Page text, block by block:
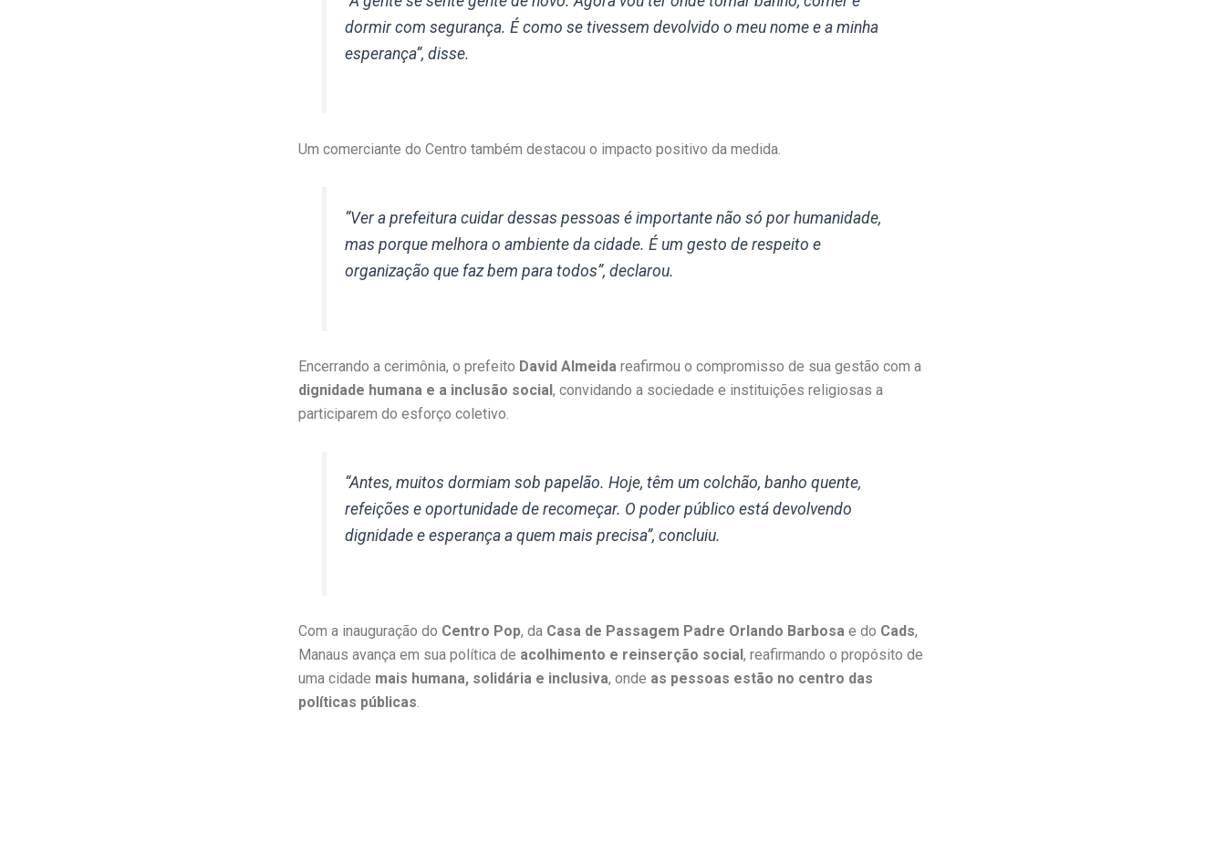
dormir com segurança. É como se tivessem devolvido o meu nome e a minha
esperança”, disse.
Um comerciante do Centro também destacou o impacto positivo da medida.
“Ver a prefeitura cuidar dessas pessoas é importante não só por humanidade,
mas porque melhora o ambiente da cidade. É um gesto de respeito e
organização que faz bem para todos”, declarou.
Encerrando a cerimônia, o prefeito David Almeida reafirmou o compromisso de sua gestão com a
dignidade humana e a inclusão social, convidando a sociedade e instituições religiosas a
participarem do esforço coletivo.
“Antes, muitos dormiam sob papelão. Hoje, têm um colchão, banho quente,
refeições e oportunidade de recomeçar. O poder público está devolvendo
dignidade e esperança a quem mais precisa”, concluiu.
Com a inauguração do Centro Pop, da Casa de Passagem Padre Orlando Barbosa e do Cads,
Manaus avança em sua política de acolhimento e reinserção social , reafirmando o propósito de
uma cidade mais humana, solidária e inclusiva, onde as pessoas estão no centro das
políticas públicas.